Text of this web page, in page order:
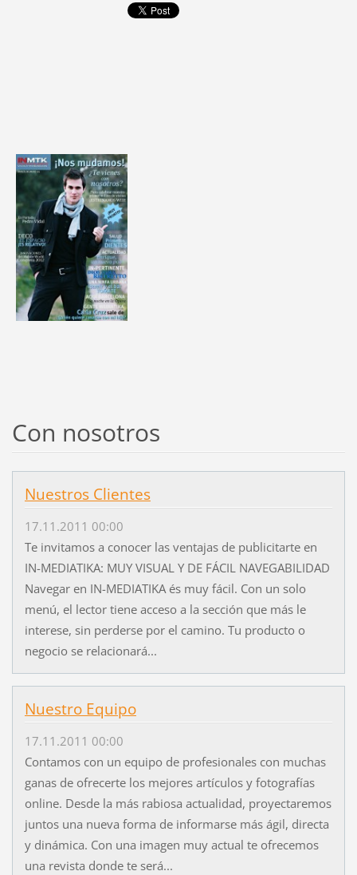
Con nosotros
Nuestros Clientes
17.11.2011 00:00
Te invitamos a conocer las ventajas de publicitarte en
IN-MEDIATIKA: MUY VISUAL Y DE FÁCIL NAVEGABILIDAD
Navegar en IN-MEDIATIKA és muy fácil. Con un solo
menú, el lector tiene acceso a la sección que más le
interese, sin perderse por el camino. Tu producto o
negocio se relacionará...
Nuestro Equipo
17.11.2011 00:00
Contamos con un equipo de profesionales con muchas
ganas de ofrecerte los mejores artículos y fotografías
online. Desde la más rabiosa actualidad, proyectaremos
juntos una nueva forma de informarse más ágil, directa
y dinámica. Con una imagen muy actual te ofrecemos
una revista donde te será...